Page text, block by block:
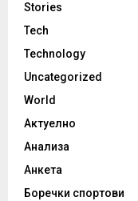
Stories
Tech
Technology
Uncategorized
World
Актуелно
Анализа
Анкета
Боречки спортови